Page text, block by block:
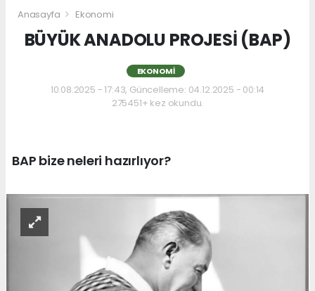
Anasayfa Ekonomi
BÜYÜK ANADOLU PROJESİ (BAP)
EKONOMI
10.08.2025 - 17:43, Güncelleme: 04.12.2025 - 00:14
275451+ kez okundu.
BAP bize neleri hazırlıyor?